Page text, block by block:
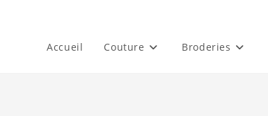
Accueil Couture Broderies